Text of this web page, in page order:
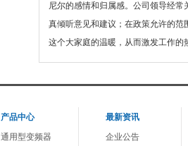
尼尔的感情和归属感。公司领导经
真倾听意见和建议；在政策允许的
这个大家庭的温暖，从而激发工作的
产品中心
通用型变频器
最新资讯
企业公告